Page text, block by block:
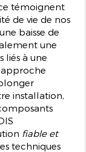
témoignent
de vie de nos
baisse de
une
liés à une
approche
installation,
fiable et
techniques